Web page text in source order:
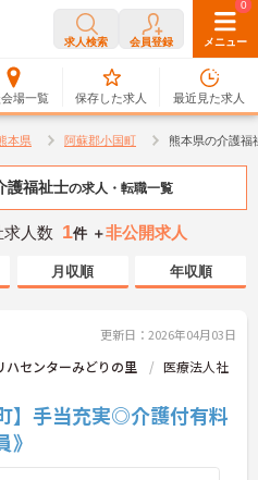
求人検索 会員登録 メニュー
場一覧
0
保存した求人
0
最近見た求人
本県 阿蘇郡小国町 熊本県の介護福
護福祉士の求人・転職一覧
求人数 1件 ＋非公開求人
月収順 年収順
更新日：2026年04月03日
センターみどりの里
医療法人社
】手当充実◎介護付有料